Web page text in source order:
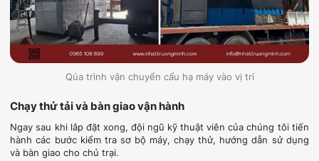
Qúa trình vận chuyển cẩu hạ máy vào vị trí
Chạy thử tải và bàn giao vận hành
Ngay sau khi lắp đặt xong, đội ngũ kỹ thuật viên của chúng tôi tiến
hành các bước kiểm tra sơ bộ máy, chạy thử, hướng dẫn sử dụng
và bàn giao cho chủ trại.